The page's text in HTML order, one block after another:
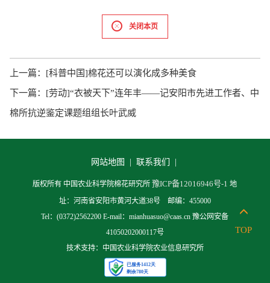
关闭本页
上一篇： [科普中国]棉花还可以演化成多种美食
下一篇： [劳动]“衣被天下”连年丰——记安阳市先进工作者、中
棉所抗逆鉴定课题组组长叶武威
网站地图 | 联系我们 |
版权所有 中国农业科学院棉花研究所豫ICP备12016946号-1 地
址：河南省安阳市黄河大道38号 邮编：455000
Tel：(0372)2562200 E-mail：mianhuasuo@caas.cn 豫公网安备
41050202000117号
技术支持：中国农业科学院农业信息研究所
TOP